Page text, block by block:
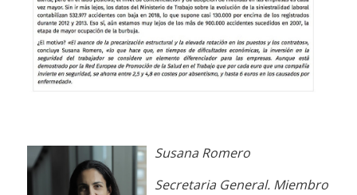
Susana Romero
Secretaria General. Miembro